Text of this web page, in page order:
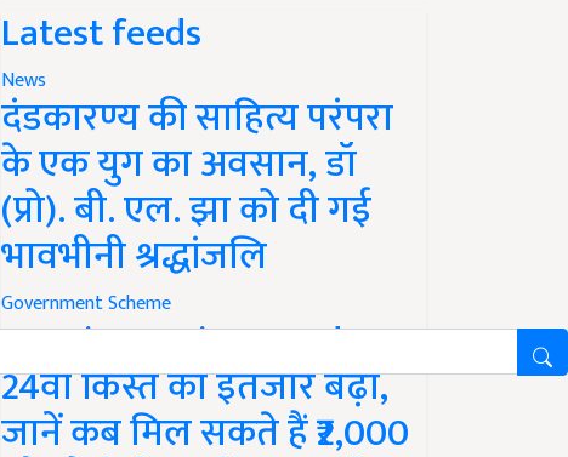
Latest feeds
News
दंडकारण्य की साहित्य परंपरा
के एक युग का अवसान, डॉ
(प्रो). बी. एल. झा को दी गई
भावभीनी श्रद्धांजलि
Government Scheme
PM Kisan Yojana Update:
24वीं किस्त का इंतजार बढ़ा,
जानें कब मिल सकते हैं ₹2,000